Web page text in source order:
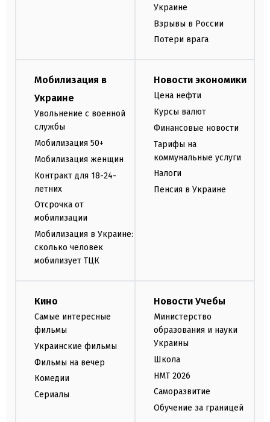
Украине
Взрывы в России
Потери врага
Мобилизация в
Украине
Увольнение с военной
службы
Мобилизация 50+
Мобилизация женщин
Контракт для 18-24-
летних
Отсрочка от
мобилизации
Мобилизация в Украине:
сколько человек
мобилизует ТЦК
Новости экономики
Цена нефти
Курсы валют
Финансовые новости
Тарифы на
коммунальные услуги
Налоги
Пенсия в Украине
Кино
Самые интересные
фильмы
Украинские фильмы
Фильмы на вечер
Комедии
Сериалы
Новости Учебы
Министерство
образования и науки
Украины
Школа
НМТ 2026
Саморазвитие
Обучение за границей